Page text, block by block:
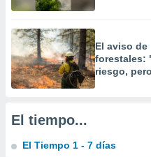
contenido
medir el
de la
el
del
o a través
de
El aviso de
forestales:
riesgo,
El tiempo...
El Tiempo 1 - 7 días